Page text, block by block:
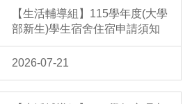
【生活輔導組】115學年度(大學
部新生)學生宿舍住宿申請須知
2026-07-21